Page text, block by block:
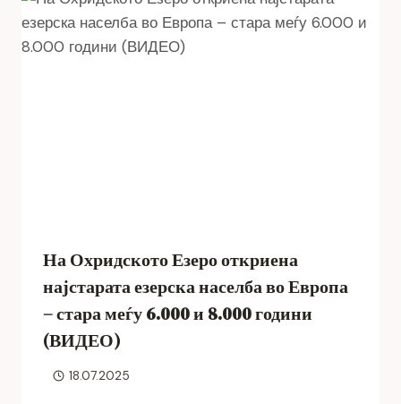
На Охридското Езеро откриена
најстарата езерска населба во Европа
– стара меѓу 6.000 и 8.000 години
(ВИДЕО)
18.07.2025